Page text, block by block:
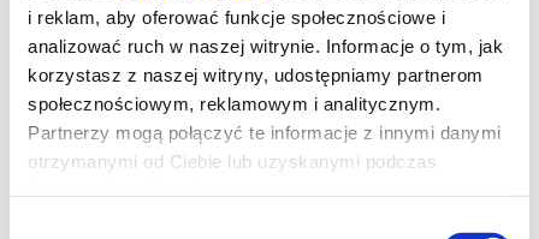
i reklam, aby oferować funkcje społecznościowe i
analizować ruch w naszej witrynie. Informacje o tym, jak
korzystasz z naszej witryny, udostępniamy partnerom
społecznościowym, reklamowym i analitycznym.
Partnerzy mogą połączyć te informacje z innymi danymi
otrzymanymi od Ciebie lub uzyskanymi podczas